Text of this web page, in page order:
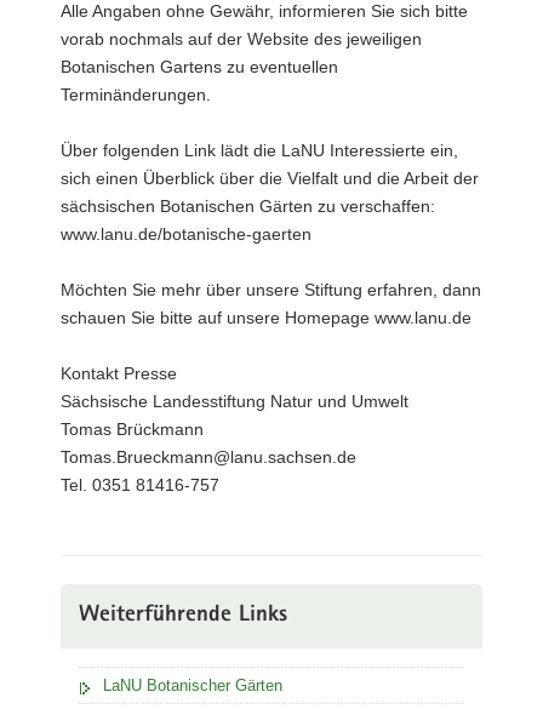
Alle Angaben ohne Gewähr, informieren Sie sich bitte
vorab nochmals auf der Website des jeweiligen
Botanischen Gartens zu eventuellen
Terminänderungen.
Über folgenden Link lädt die LaNU Interessierte ein,
sich einen Überblick über die Vielfalt und die Arbeit der
sächsischen Botanischen Gärten zu verschaffen:
www.lanu.de/botanische-gaerten
Möchten Sie mehr über unsere Stiftung erfahren, dann
schauen Sie bitte auf unsere Homepage www.lanu.de
Kontakt Presse
Sächsische Landesstiftung Natur und Umwelt
Tomas Brückmann
Tomas.Brueckmann@lanu.sachsen.de
Tel. 0351 81416-757
Weiterführende Links
LaNU Botanischer Gärten